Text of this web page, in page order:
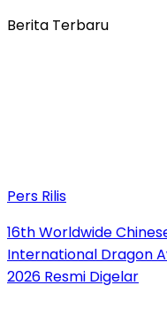
Berita Terbaru
Pers Rilis
16th Worldwide
International Dragon
2026 Resmi Digelar